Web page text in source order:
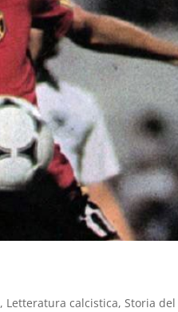
, Letteratura calcistica,Storia del